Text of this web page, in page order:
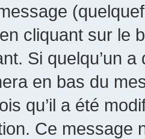
cliquant sur le
Si quelqu’un
en bas du
qu’il a été
Ce message